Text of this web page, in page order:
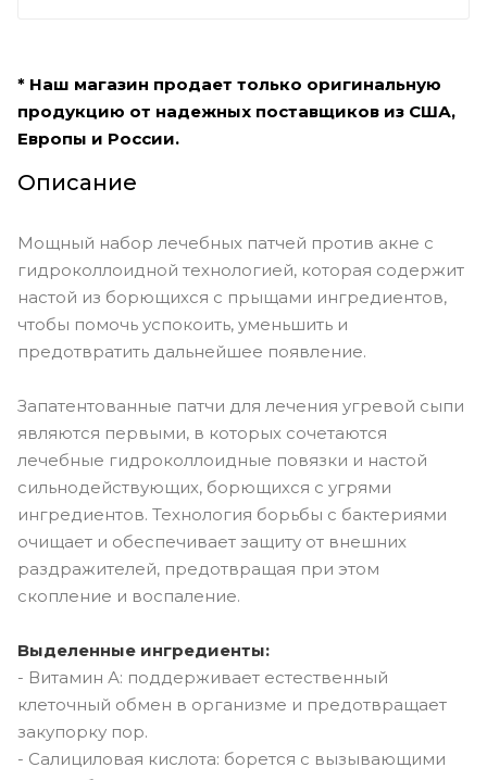
* Наш магазин продает только оригинальную
продукцию от надежных поставщиков из США,
Европы и России.
Описание
Мощный набор лечебных патчей против акне с
гидроколлоидной технологией, которая содержит
настой из борющихся с прыщами ингредиентов,
чтобы помочь успокоить, уменьшить и
предотвратить дальнейшее появление.
Запатентованные патчи для лечения угревой сыпи
являются первыми, в которых сочетаются
лечебные гидроколлоидные повязки и настой
сильнодействующих, борющихся с угрями
ингредиентов. Технология борьбы с бактериями
очищает и обеспечивает защиту от внешних
раздражителей, предотвращая при этом
скопление и воспаление.
Выделенные ингредиенты:
- Витамин А: поддерживает естественный
клеточный обмен в организме и предотвращает
закупорку пор.
- Салициловая кислота: борется с вызывающими